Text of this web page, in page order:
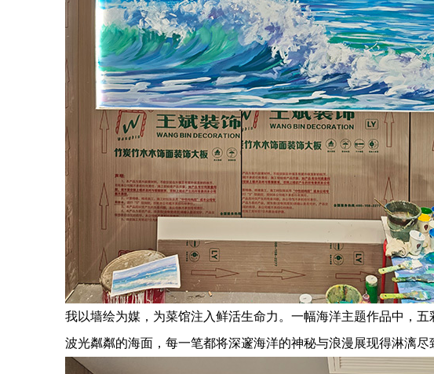
我以墙绘为媒，为菜馆注入鲜活生命力。一幅海洋主题作品中，
波光粼粼的海面，每一笔都将深邃海洋的神秘与浪漫展现得淋漓尽